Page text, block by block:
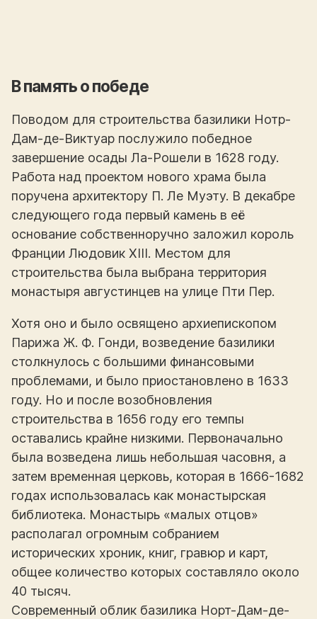
В память о победе
Поводом для строительства базилики Нотр-
Дам-де-Виктуар послужило победное
завершение осады Ла-Рошели в 1628 году.
Работа над проектом нового храма была
поручена архитектору П. Ле Муэту. В декабре
следующего года первый камень в её
основание собственноручно заложил король
Франции Людовик XIII. Местом для
строительства была выбрана территория
монастыря августинцев на улице Пти Пер.
Хотя оно и было освящено архиепископом
Парижа Ж. Ф. Гонди, возведение базилики
столкнулось с большими финансовыми
проблемами, и было приостановлено в 1633
году. Но и после возобновления
строительства в 1656 году его темпы
оставались крайне низкими. Первоначально
была возведена лишь небольшая часовня, а
затем временная церковь, которая в 1666-1682
годах использовалась как монастырская
библиотека. Монастырь «малых отцов»
располагал огромным собранием
исторических хроник, книг, гравюр и карт,
общее количество которых составляло около
40 тысяч.
Современный облик базилика Норт-Дам-де-